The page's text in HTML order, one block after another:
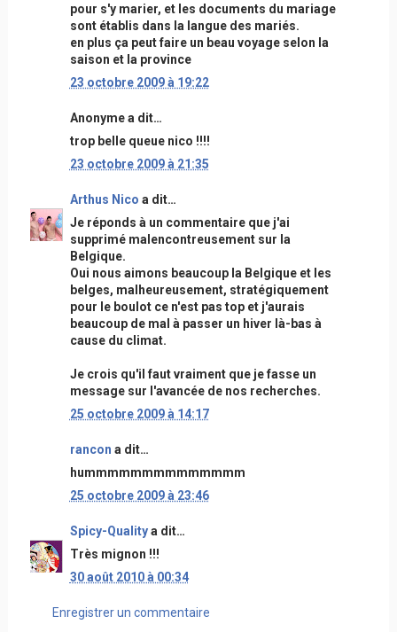
pour s'y marier, et les documents du mariage
sont établis dans la langue des mariés.
en plus ça peut faire un beau voyage selon la
saison et la province
23 octobre 2009 à 19:22
Anonyme a dit…
trop belle queue nico !!!!
23 octobre 2009 à 21:35
Arthus Nico a dit…
Je réponds à un commentaire que j'ai
supprimé malencontreusement sur la
Belgique.
Oui nous aimons beaucoup la Belgique et les
belges, malheureusement, stratégiquement
pour le boulot ce n'est pas top et j'aurais
beaucoup de mal à passer un hiver là-bas à
cause du climat.
Je crois qu'il faut vraiment que je fasse un
message sur l'avancée de nos recherches.
25 octobre 2009 à 14:17
rancon a dit…
hummmmmmmmmmmmmm
25 octobre 2009 à 23:46
Spicy-Qualitya dit…
Très mignon !!!
30 août 2010 à 00:34
Enregistrer un commentaire